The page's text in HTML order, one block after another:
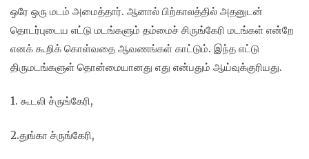
ஒரே ஒரு மடம் அமைத்தார். ஆனால் பிற்காலத்தில் அதனுடன்
தொடர்புடைய எட்டு மடங்களும் தம்மைச் சிருங்கேரி மடங்கள் என்றே
எனக் கூறிக் கொள்வதை ஆவணங்கள் காட்டும். இந்த எட்டு
திருமடங்களுள் தொன்மையானது எது என்பதும் ஆய்வுக்குரியது.
1. கூடலி ச்ருங்கேரி,
2.துங்கா ச்ருங்கேரி,